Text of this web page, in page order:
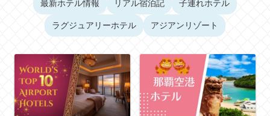
最新ホテル情報 リアル宿泊記 子連れホテル
ラグジュアリーホテル アジアンリゾート